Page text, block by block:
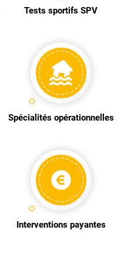
Tests sportifs SPV
Spécialités opérationnelles
Interventions payantes